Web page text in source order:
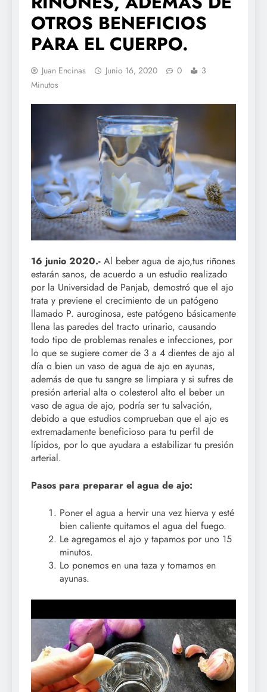
OTROS BENEFICIOS
PARA EL CUERPO.
Juan Encinas Junio 16, 2020 0
3
Minutos
16 junio 2020.- Al beber agua de ajo,tus riñones
estarán sanos, de acuerdo a un estudio realizado
por la Universidad de Panjab, demostró que el ajo
trata y previene el crecimiento de un patógeno
llamado P. auroginosa, este patógeno básicamente
llena las paredes del tracto urinario, causando
todo tipo de problemas renales e infecciones, por
lo que se sugiere comer de 3 a 4 dientes de ajo al
día o bien un vaso de agua de ajo en ayunas,
además de que tu sangre se limpiara y si sufres de
presión arterial alta o colesterol alto el beber un
vaso de agua de ajo, podría ser tu salvación,
debido a que estudios comprueban que el ajo es
extremadamente beneficioso para tu perfil de
lípidos, por lo que ayudara a estabilizar tu presión
arterial.
Pasos para preparar el agua de ajo:
Poner el agua a hervir una vez hierva y esté
bien caliente quitamos el agua del fuego.
Le agregamos el ajo y tapamos por uno 15
minutos.
Lo ponemos en una taza y tomamos en
ayunas.